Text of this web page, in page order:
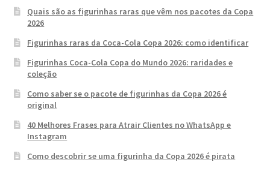
Quais são as figurinhas raras que vêm nos pacotes da Copa
2026
Figurinhas raras da Coca-Cola Copa 2026: como identificar
Figurinhas Coca-Cola Copa do Mundo 2026: raridades e
coleção
Como saber se o pacote de figurinhas da Copa 2026 é
original
40 Melhores Frases para Atrair Clientes no WhatsApp e
Instagram
Como descobrir se uma figurinha da Copa 2026 é pirata